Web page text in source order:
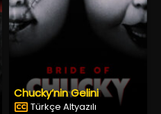
Chucky’nin Gelini
Türkçe Altyazılı